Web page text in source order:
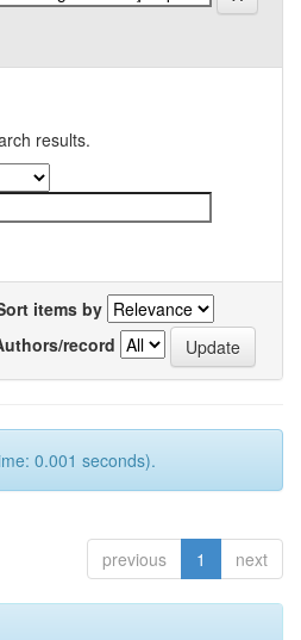
results.
items by
record
0.001 seconds).
previous 1 next